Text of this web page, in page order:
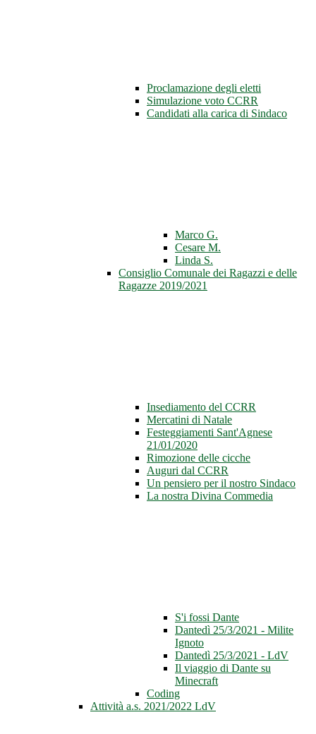
Proclamazione degli eletti
Simulazione voto CCRR
Candidati alla carica di Sindaco
Marco G.
Cesare M.
Linda S.
Consiglio Comunale dei Ragazzi e delle
Ragazze 2019/2021
Insediamento del CCRR
Mercatini di Natale
Festeggiamenti Sant'Agnese
21/01/2020
Rimozione delle cicche
Auguri dal CCRR
Un pensiero per il nostro Sindaco
La nostra Divina Commedia
S'i fossi Dante
Dantedì 25/3/2021 - Milite
Ignoto
Dantedì 25/3/2021 - LdV
Il viaggio di Dante su
Minecraft
Coding
Attività a.s. 2021/2022 LdV